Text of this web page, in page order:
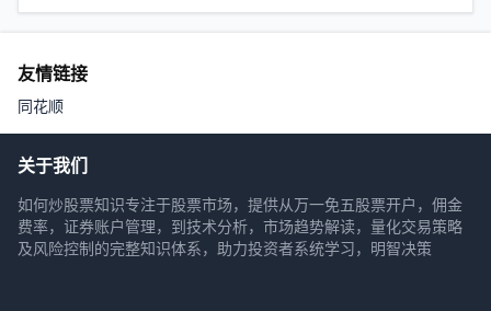
友情链接
同花顺
关于我们
如何炒股票知识专注于股票市场，提供从万一免五股票开户，佣金
费率，证券账户管理，到技术分析，市场趋势解读，量化交易策略
及风险控制的完整知识体系，助力投资者系统学习，明智决策